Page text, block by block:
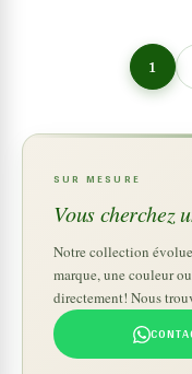
1
SUR MESURE
Vous cherchez
Notre collection
marque, une couleur
directement! Nous